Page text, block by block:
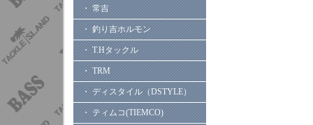
・ 常吉
・ 釣り吉ホルモン
・ T.Hタックル
・ TRM
・ ディスタイル（DSTYLE）
・ ティムコ(TIEMCO)